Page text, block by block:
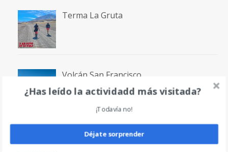
Terma La Gruta
Volcán San Francisco
Laguna San Francisco
¿Has leído la actividadd más visitada?
¡Todavía no!
Déjate sorprender